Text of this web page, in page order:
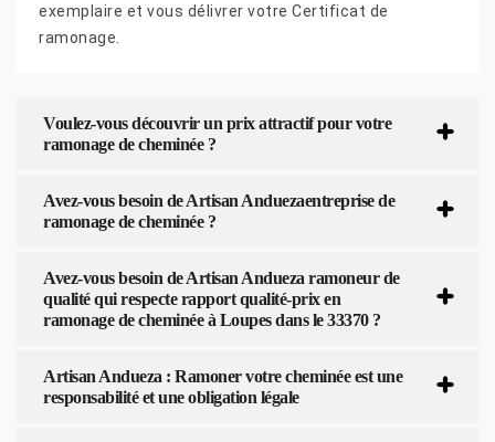
exemplaire et vous délivrer votre Certificat de
ramonage.
Voulez-vous découvrir un prix attractif pour votre
ramonage de cheminée ?
Avez-vous besoin de Artisan Anduezaentreprise de
ramonage de cheminée ?
Avez-vous besoin de Artisan Andueza ramoneur de
qualité qui respecte rapport qualité-prix en
ramonage de cheminée à Loupes dans le 33370 ?
Artisan Andueza : Ramoner votre cheminée est une
responsabilité et une obligation légale